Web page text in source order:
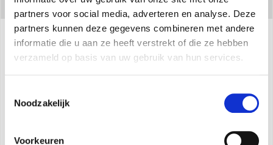
partners voor social media, adverteren en analyse. Deze
partners kunnen deze gegevens combineren met andere
informatie die u aan ze heeft verstrekt of die ze hebben
verzameld op basis van uw gebruik van hun services.
Noodzakelijk
Voorkeuren
Specificaties
Afkoeling, verwarming, ontvochtiging en ventilatie
bereiken tijdens afkoeling